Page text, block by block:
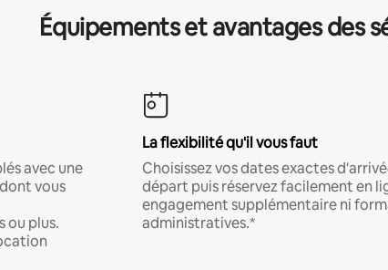
Équipements et avantages des
avec une
vous
ou plus.
La flexibilité qu'il vous faut
Choisissez vos dates exactes
départ puis réservez facilement en
engagement supplémentaire ni
administratives.*